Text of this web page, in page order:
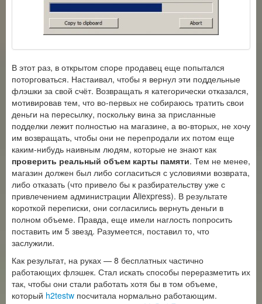
В этот раз, в открытом споре продавец еще попытался
поторговаться. Настаивал, чтобы я вернул эти поддельные
флэшки за свой счёт. Возвращать я категорически отказался,
мотивировав тем, что во-первых не собираюсь тратить свои
деньги на пересылку, поскольку вина за присланные
подделки лежит полностью на магазине, а во-вторых, не хочу
им возвращать, чтобы они не перепродали их потом еще
каким-нибудь наивным людям, которые не знают как
проверить реальный объем карты памяти. Тем не менее,
магазин должен был либо согласиться с условиями возврата,
либо отказать (что привело бы к разбирательству уже с
привлечением администрации Aliexpress). В результате
короткой переписки, они согласились вернуть деньги в
полном объеме. Правда, еще имели наглость попросить
поставить им 5 звезд. Разумеется, поставил то, что
заслужили.
Как результат, на руках — 8 бесплатных частично
работающих флэшек. Стал искать способы переразметить их
так, чтобы они стали работать хотя бы в том объеме,
который h2testw посчитала нормально работающим.